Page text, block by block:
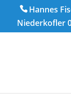
Hannes
Niederkofler